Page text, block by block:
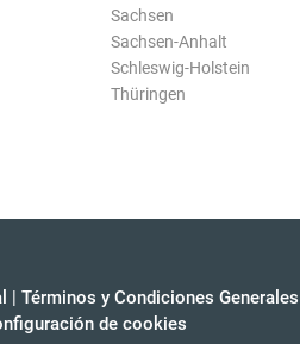
Sachsen
Sachsen-Anhalt
Schleswig-Holstein
Thüringen
| Términos y Condiciones Generales
de cookies